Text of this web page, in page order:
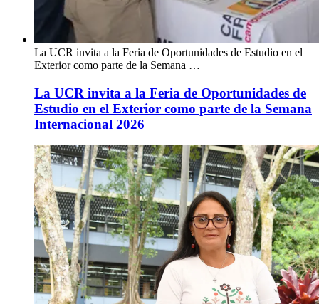
La UCR invita a la Feria de Oportunidades de Estudio en el
Exterior como parte de la Semana …
La UCR invita a la Feria de Oportunidades de
Estudio en el Exterior como parte de la Semana
Internacional 2026